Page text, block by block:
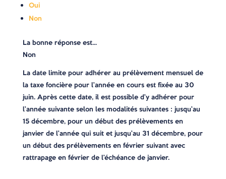
Oui
Non
La bonne réponse est…
Non
La date limite pour adhérer au prélèvement mensuel de
la taxe foncière pour l’année en cours est fixée au 30
juin. Après cette date, il est possible d’y adhérer pour
l’année suivante selon les modalités suivantes : jusqu’au
15 décembre, pour un début des prélèvements en
janvier de l’année qui suit et jusqu’au 31 décembre, pour
un début des prélèvements en février suivant avec
rattrapage en février de l’échéance de janvier.